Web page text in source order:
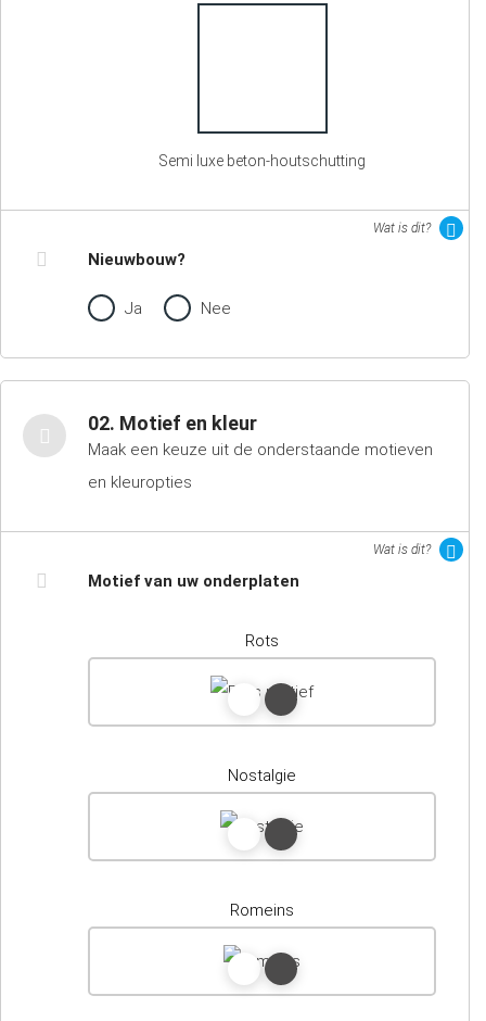
Semi luxe beton-houtschutting
Wat is dit?
Nieuwbouw?
Ja Nee
02. Motief en kleur
Maak een keuze uit de onderstaande motieven
en kleuropties
Wat is dit?
Motief van uw onderplaten
Rots
Nostalgie
Romeins